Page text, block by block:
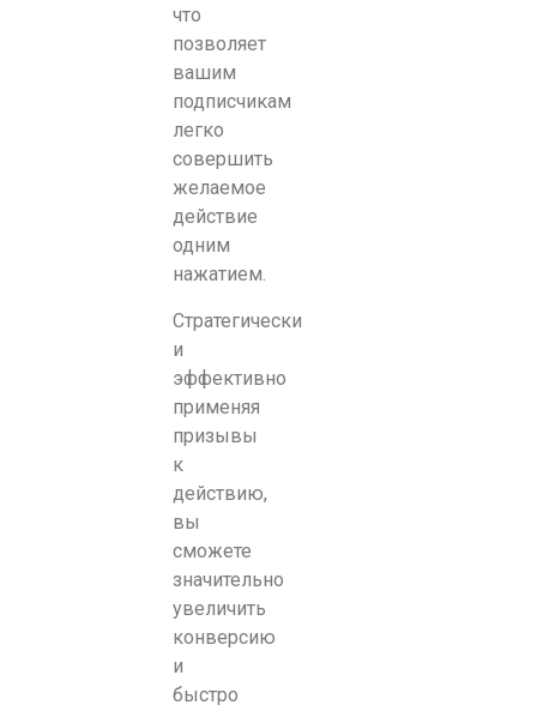
что
позволяет
вашим
подписчикам
легко
совершить
желаемое
действие
одним
нажатием.
Стратегически
и
эффективно
применяя
призывы
к
действию,
вы
сможете
значительно
увеличить
конверсию
и
быстро